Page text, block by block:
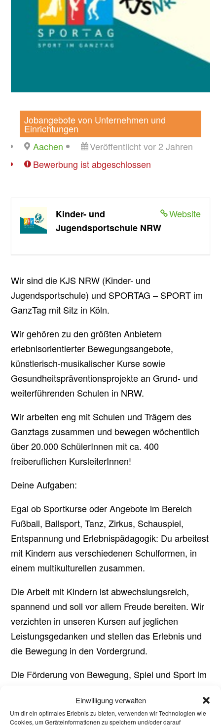
Einwilligung verwalten
Um dir ein optimales Erlebnis zu bieten, verwenden wir Technologien wie
Cookies, um Geräteinformationen zu speichern und/oder darauf
Jobangebote von Unternehmen und
Einrichtungen
Aachen
Veröffentlicht vor 2 Jahren
Bewerbung ist abgeschlossen
Website
Kinder- und
Jugendsportschule NRW
Wir sind die KJS NRW (Kinder- und
Jugendsportschule) und SPORTAG – SPORT im
GanzTag mit Sitz in Köln.
Wir gehören zu den größten Anbietern
erlebnisorientierter Bewegungsangebote,
künstlerisch-musikalischer Kurse sowie
Gesundheitspräventionsprojekte an Grund- und
weiterführenden Schulen in NRW.
Wir arbeiten eng mit Schulen und Trägern des
Ganztags zusammen und bewegen wöchentlich
über 20.000 SchülerInnen mit ca. 400
freiberuflichen KursleiterInnen!
Deine Aufgaben:
Egal ob Sportkurse oder Angebote im Bereich
Fußball, Ballsport, Tanz, Zirkus, Schauspiel,
Entspannung und Erlebnispädagogik: Du arbeitest
mit Kindern aus verschiedenen Schulformen, in
einem multikulturellen zusammen.
Die Arbeit mit Kindern ist abwechslungsreich,
spannend und soll vor allem Freude bereiten. Wir
verzichten in unseren Kursen auf jeglichen
Leistungsgedanken und stellen das Erlebnis und
die Bewegung in den Vordergrund.
Die Förderung von Bewegung, Spiel und Sport im
die Entwicklung von Kindern positiv zu
beeinflussen und sammle gleichzeitig wichtige